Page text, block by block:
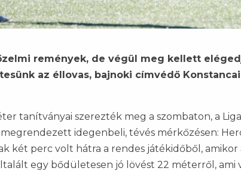
remények, de végül meg kellett
az éllovas, bajnoki címvédő
tanítványai szerezték meg a szombaton, a
idegenbeli, tévés mérkőzésen:
két perc volt hátra a rendes játékidőből,
egy bődületesen jó lövést 22 méterről,